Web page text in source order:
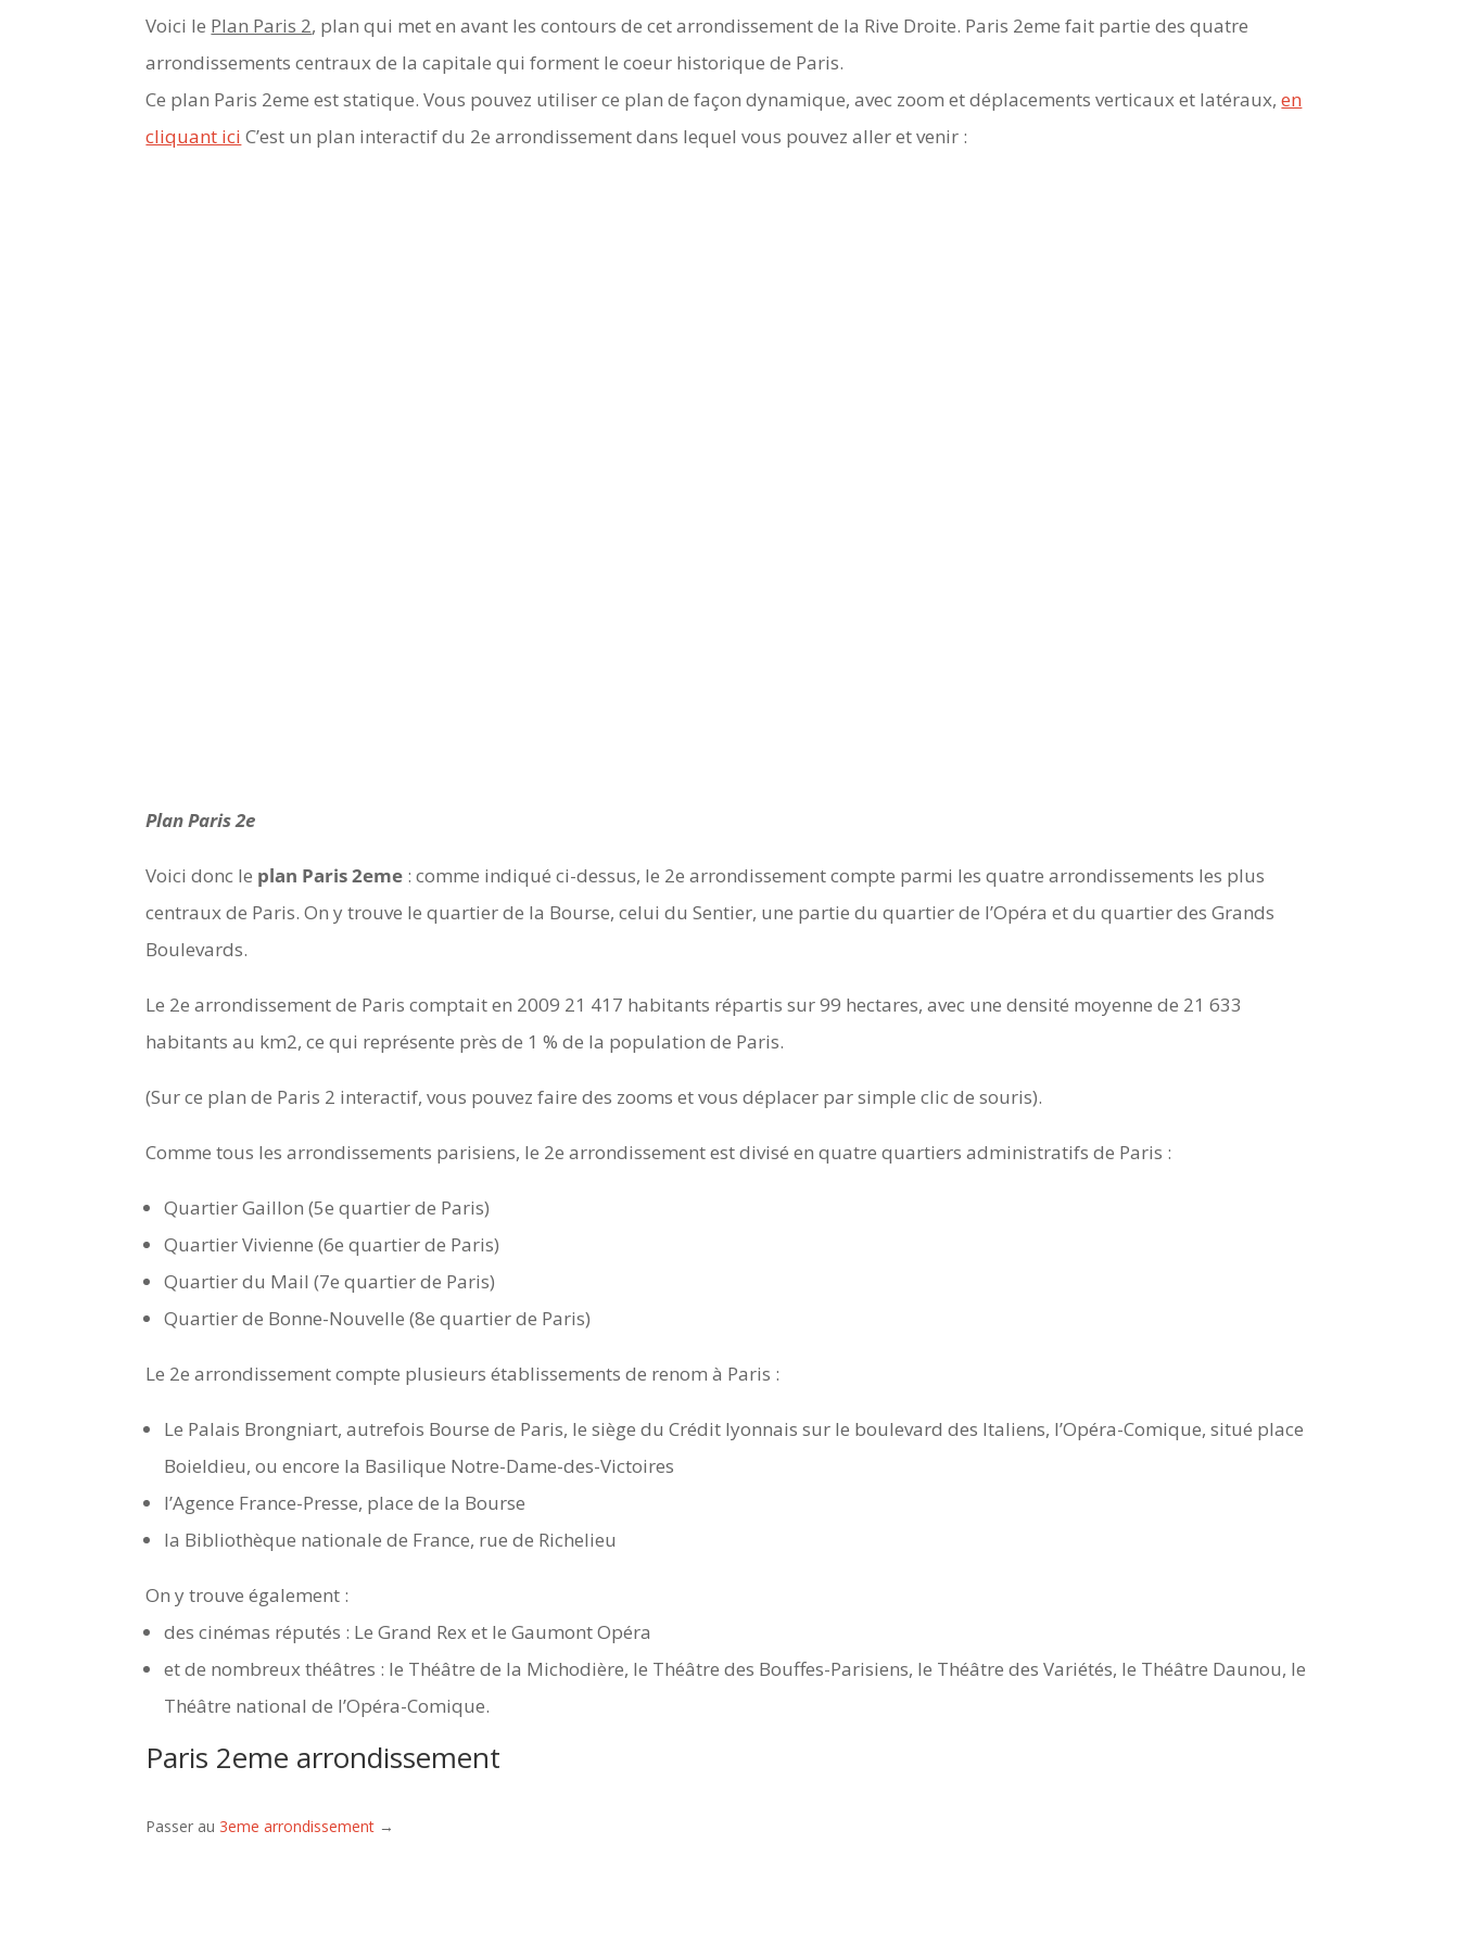
Voici le Plan Paris 2, plan qui met en avant les contours de cet arrondissement de la Rive Droite. Paris 2eme fait partie des quatre
arrondissements centraux de la capitale qui forment le coeur historique de Paris.
Ce plan Paris 2eme est statique. Vous pouvez utiliser ce plan de façon dynamique, avec zoom et déplacements verticaux et latéraux,en
cliquant ici C’est un plan interactif du 2e arrondissement dans lequel vous pouvez aller et venir :
Plan Paris 2e
Voici donc le plan Paris 2eme : comme indiqué ci-dessus, le 2e arrondissement compte parmi les quatre arrondissements les plus
centraux de Paris. On y trouve le quartier de la Bourse, celui du Sentier, une partie du quartier de l’Opéra et du quartier des Grands
Boulevards.
Le 2e arrondissement de Paris comptait en 2009 21 417 habitants répartis sur 99 hectares, avec une densité moyenne de 21 633
habitants au km2, ce qui représente près de 1 % de la population de Paris.
(Sur ce plan de Paris 2 interactif, vous pouvez faire des zooms et vous déplacer par simple clic de souris).
Comme tous les arrondissements parisiens, le 2e arrondissement est divisé en quatre quartiers administratifs de Paris :
Quartier Gaillon (5e quartier de Paris)
Quartier Vivienne (6e quartier de Paris)
Quartier du Mail (7e quartier de Paris)
Quartier de Bonne-Nouvelle (8e quartier de Paris)
Le 2e arrondissement compte plusieurs établissements de renom à Paris :
Le Palais Brongniart, autrefois Bourse de Paris, le siège du Crédit lyonnais sur le boulevard des Italiens, l’Opéra-Comique, situé place
Boieldieu, ou encore la Basilique Notre-Dame-des-Victoires
l’Agence France-Presse, place de la Bourse
la Bibliothèque nationale de France, rue de Richelieu
On y trouve également :
des cinémas réputés : Le Grand Rex et le Gaumont Opéra
et de nombreux théâtres : le Théâtre de la Michodière, le Théâtre des Bouffes-Parisiens, le Théâtre des Variétés, le Théâtre Daunou, le
Théâtre national de l’Opéra-Comique.
Paris 2eme arrondissement
Passer au 3eme arrondissement →